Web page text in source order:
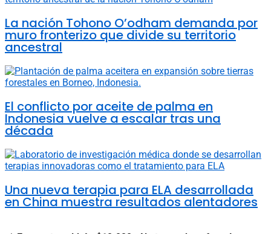
La nación Tohono O’odham demanda por
muro fronterizo que divide su territorio
ancestral
El conflicto por aceite de palma en
Indonesia vuelve a escalar tras una
década
Una nueva terapia para ELA desarrollada
en China muestra resultados alentadores